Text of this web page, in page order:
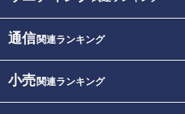
通信関連ランキング
小売関連ランキング